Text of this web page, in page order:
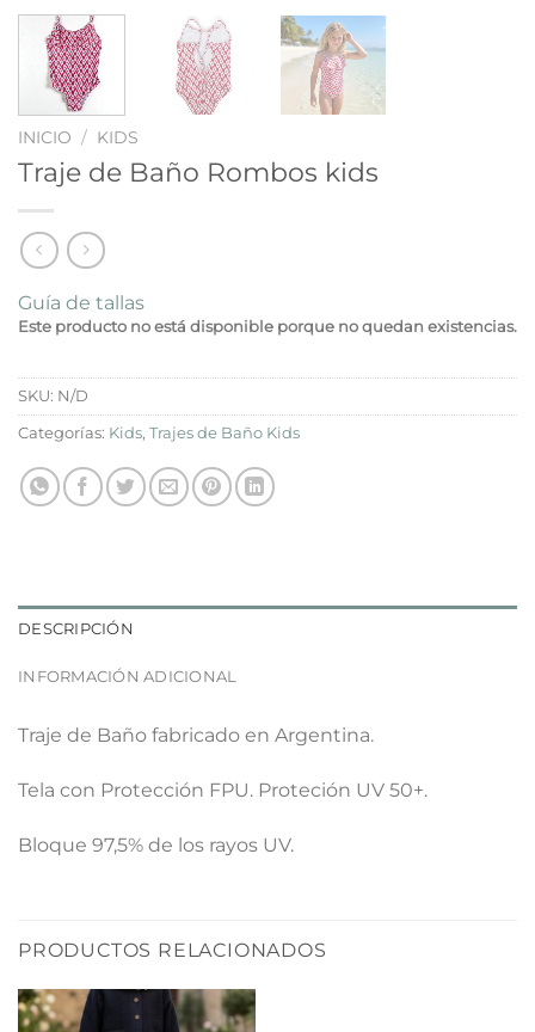
INICIO / KIDS
Traje de Baño Rombos kids
Guía de tallas
Este producto no está disponible porque no quedan existencias.
SKU: N/D
Categorías: Kids, Trajes de Baño Kids
DESCRIPCIÓN
INFORMACIÓN ADICIONAL
Traje de Baño fabricado en Argentina.
Tela con Protección FPU. Proteción UV 50+.
Bloque 97,5% de los rayos UV.
PRODUCTOS RELACIONADOS